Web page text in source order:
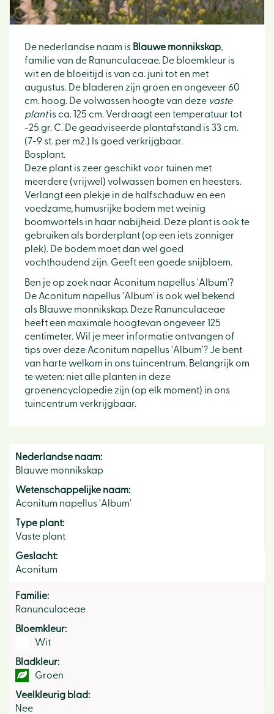
De nederlandse naam is Blauwe monnikskap,
familie van de Ranunculaceae. De bloemkleur is
wit en de bloeitijd is van ca. juni tot en met
augustus. De bladeren zijn groen en ongeveer 60
cm. hoog. De volwassen hoogte van deze vaste
plantis ca. 125 cm. Verdraagt een temperatuur tot
-25 gr. C. De geadviseerde plantafstand is 33 cm.
(7-9 st. per m2.) Is goed verkrijgbaar.
Bosplant.
Deze plant is zeer geschikt voor tuinen met
meerdere (vrijwel) volwassen bomen en heesters.
Verlangt een plekje in de halfschaduw en een
voedzame, humusrijke bodem met weinig
boomwortels in haar nabijheid. Deze plant is ook te
gebruiken als borderplant (op een iets zonniger
plek). De bodem moet dan wel goed
vochthoudend zijn. Geeft een goede snijbloem.
Ben je op zoek naar Aconitum napellus 'Album'?
De Aconitum napellus 'Album' is ook wel bekend
als Blauwe monnikskap. Deze Ranunculaceae
heeft een maximale hoogtevan ongeveer 125
centimeter. Wil je meer informatie ontvangen of
tips over deze Aconitum napellus 'Album'? Je bent
van harte welkom in ons tuincentrum. Belangrijk om
te weten: niet alle planten in deze
groenencyclopedie zijn (op elk moment) in ons
tuincentrum verkrijgbaar.
Nederlandse naam:
Blauwe monnikskap
Wetenschappelijke naam:
Aconitum napellus 'Album'
Type plant:
Vaste plant
Geslacht:
Aconitum
Familie:
Ranunculaceae
Bloemkleur:
Wit
Bladkleur:
Groen
Veelkleurig blad:
Nee